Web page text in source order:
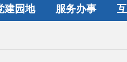
建园地 服务办事